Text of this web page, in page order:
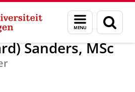
Menu
en
zoeken
J.T.H. (Richard) Sanders, MSc
Sanders, MSc